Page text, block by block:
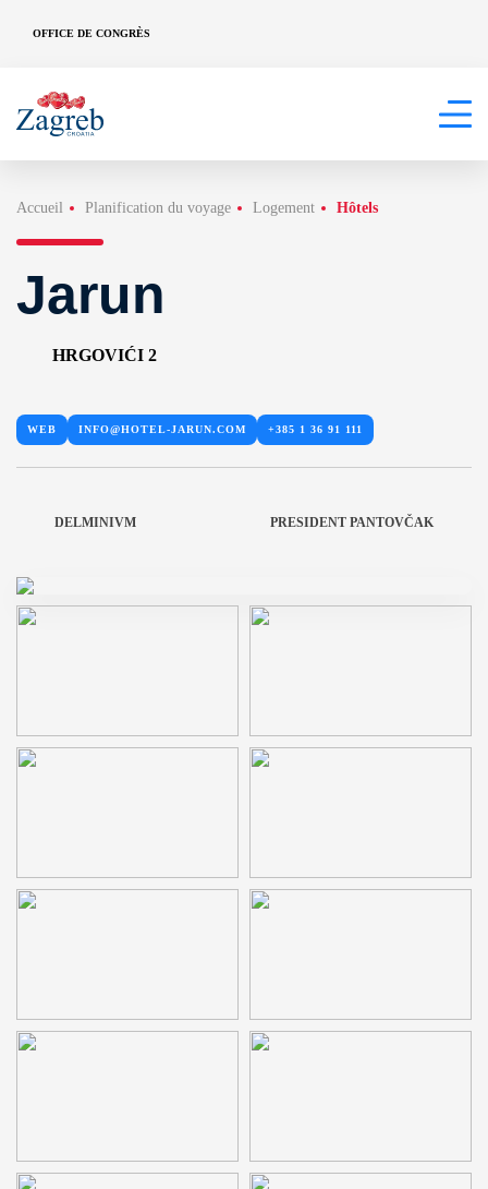
OFFICE DE CONGRÈS
Accueil Planification du voyage Logement Hôtels
Jarun
HRGOVIĆI 2
WEB INFO@HOTEL-JARUN.COM +385 1 36 91 111
DELMINIVM PRESIDENT PANTOVČAK